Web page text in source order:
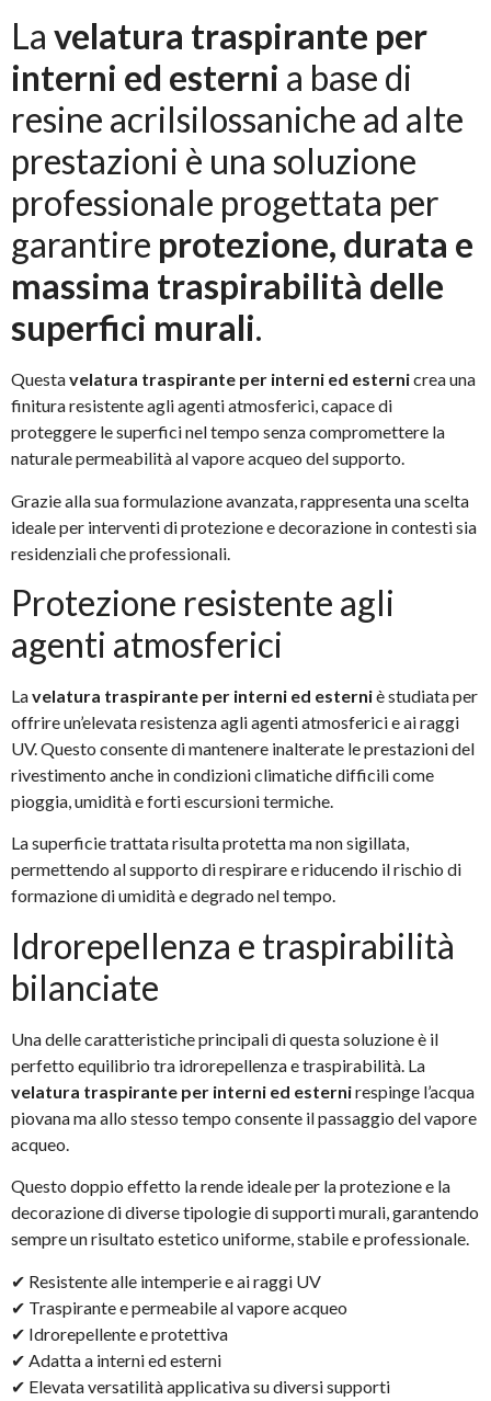
La velatura traspirante per
interni ed esterni a base di
resine acrilsilossaniche ad alte
prestazioni è una soluzione
professionale progettata per
garantire protezione, durata e
massima traspirabilità delle
superfici murali.
Questavelatura traspirante per interni ed esternicrea una
finitura resistente agli agenti atmosferici, capace di
proteggere le superfici nel tempo senza compromettere la
naturale permeabilità al vapore acqueo del supporto.
Grazie alla sua formulazione avanzata, rappresenta una scelta
ideale per interventi di protezione e decorazione in contesti sia
residenziali che professionali.
Protezione resistente agli
agenti atmosferici
Lavelatura traspirante per interni ed esterniè studiata per
offrire un’elevata resistenza agli agenti atmosferici e ai raggi
UV. Questo consente di mantenere inalterate le prestazioni del
rivestimento anche in condizioni climatiche difficili come
pioggia, umidità e forti escursioni termiche.
La superficie trattata risulta protetta ma non sigillata,
permettendo al supporto di respirare e riducendo il rischio di
formazione di umidità e degrado nel tempo.
Idrorepellenza e traspirabilità
bilanciate
Una delle caratteristiche principali di questa soluzione è il
perfetto equilibrio tra idrorepellenza e traspirabilità. La
velatura traspirante per interni ed esternirespinge l’acqua
piovana ma allo stesso tempo consente il passaggio del vapore
acqueo.
Questo doppio effetto la rende ideale per la protezione e la
decorazione di diverse tipologie di supporti murali, garantendo
sempre un risultato estetico uniforme, stabile e professionale.
✔ Resistente alle intemperie e ai raggi UV
✔ Traspirante e permeabile al vapore acqueo
✔ Idrorepellente e protettiva
✔ Adatta a interni ed esterni
✔ Elevata versatilità applicativa su diversi supporti